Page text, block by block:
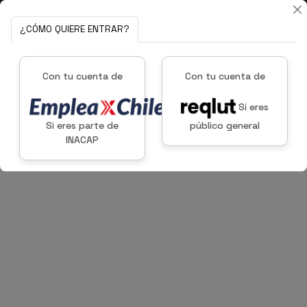
¿CÓMO QUIERE ENTRAR?
Con tu cuenta de
Si eres parte de
INACAP
Con tu cuenta de
Si eres
público general